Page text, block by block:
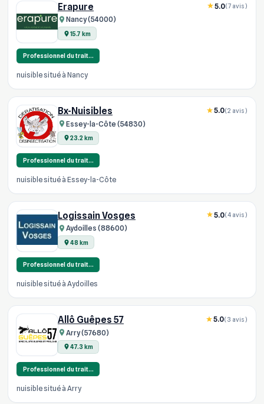
Erapure
Nancy (54000)
15.7 km
5.0(7 avis)
Professionnel du trait…
nuisible situé à Nancy
Bx-Nuisibles
Essey-la-Côte (54830)
23.2 km
5.0(2 avis)
Professionnel du trait…
nuisible situé à Essey-la-Côte
Logissain Vosges
Aydoilles (88600)
48 km
5.0(4 avis)
Professionnel du trait…
nuisible situé à Aydoilles
Allô Guêpes 57
Arry (57680)
47.3 km
5.0(3 avis)
Professionnel du trait…
nuisible situé à Arry